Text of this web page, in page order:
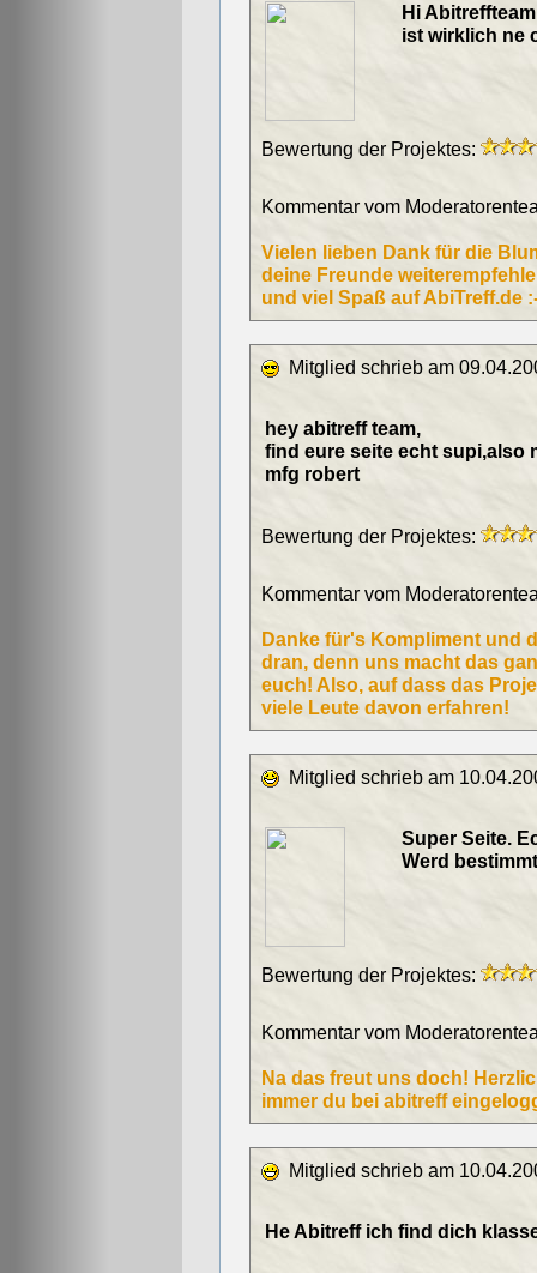
Hi
ist wirklich ne
Bewertung der Projektes:
Kommentar vom
Vielen lieben Dank für die
deine Freunde
und viel Spaß auf AbiTreff.de
Mitglied schrieb am
hey abitreff team,
find eure seite echt supi,also
mfg robert
Bewertung der Projektes:
Kommentar vom
Danke für's Kompliment und
dran, denn uns macht das
euch! Also, auf dass das
viele Leute davon erfahren!
Mitglied schrieb am
Super Seite.
Werd
Bewertung der Projektes:
Kommentar vom
Na das freut uns doch!
immer du bei abitreff
Mitglied schrieb am
He Abitreff ich find dich